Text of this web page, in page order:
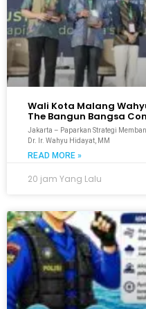
Wali Kota Malang
The Bangun Bangsa
Jakarta – Paparkan Strategi
Dr. Ir. Wahyu Hidayat, MM
READ MORE »
20 jam Yang Lalu